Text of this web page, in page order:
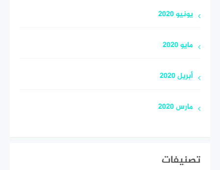
يونيو 2020
مايو 2020
أبريل 2020
مارس 2020
تصنيفات